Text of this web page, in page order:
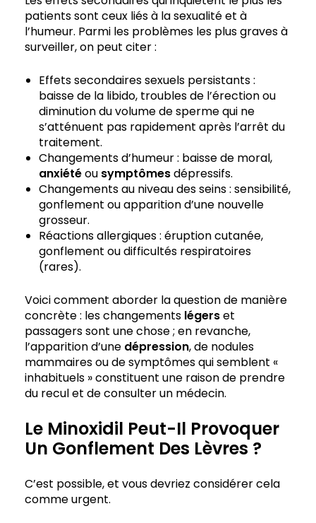
patients sont ceux liés à la sexualité et à
l’humeur. Parmi les problèmes les plus graves à
surveiller, on peut citer :
Effets secondaires sexuels persistants :
baisse de la libido, troubles de l’érection ou
diminution du volume de sperme qui ne
s’atténuent pas rapidement après l’arrêt du
traitement.
Changements d’humeur : baisse de moral,
anxiétéou symptômesdépressifs.
Changements au niveau des seins : sensibilité,
gonflement ou apparition d’une nouvelle
grosseur.
Réactions allergiques : éruption cutanée,
gonflement ou difficultés respiratoires
(rares).
Voici comment aborder la question de manière
concrète : les changements légerset
passagers sont une chose ; en revanche,
l’apparition d’une dépression, de nodules
mammaires ou de symptômes qui semblent «
inhabituels » constituent une raison de prendre
du recul et de consulter un médecin.
Le Minoxidil Peut-Il Provoquer
Un Gonflement Des Lèvres ?
C’est possible, et vous devriez considérer cela
comme urgent.